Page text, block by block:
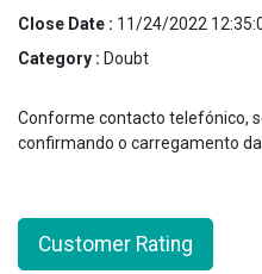
Close Date : 11/24/2022
Category : Doubt
Conforme contacto telefónico,
confirmando o carregamento da
Customer Rating